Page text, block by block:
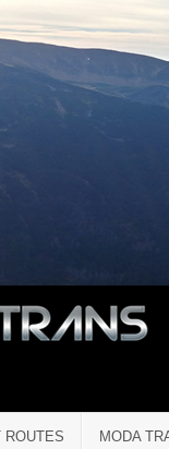
ROUTES MODA